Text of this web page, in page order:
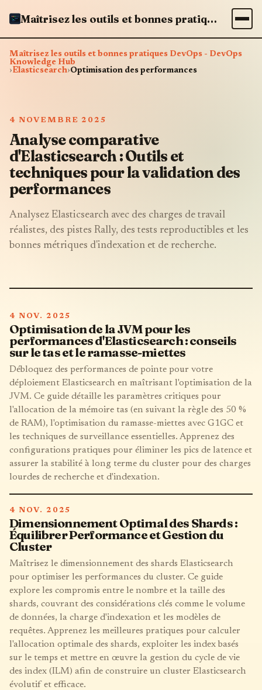
Maîtrisez les outils et bonnes pratiques DevOps - DevOps Knowledge Hub
Maîtrisez les outils et bonnes pratiques DevOps - DevOps
Knowledge Hub
›Elasticsearch›Optimisation des performances
4 NOVEMBRE 2025
Analyse comparative
d'Elasticsearch : Outils et
techniques pour la validation des
performances
Analysez Elasticsearch avec des charges de travail
réalistes, des pistes Rally, des tests reproductibles et les
bonnes métriques d'indexation et de recherche.
4 NOV. 2025
Optimisation de la JVM pour les
performances d'Elasticsearch : conseils
sur le tas et le ramasse-miettes
Débloquez des performances de pointe pour votre
déploiement Elasticsearch en maîtrisant l'optimisation de la
JVM. Ce guide détaille les paramètres critiques pour
l'allocation de la mémoire tas (en suivant la règle des 50 %
de RAM), l'optimisation du ramasse-miettes avec G1GC et
les techniques de surveillance essentielles. Apprenez des
configurations pratiques pour éliminer les pics de latence et
assurer la stabilité à long terme du cluster pour des charges
lourdes de recherche et d'indexation.
4 NOV. 2025
Dimensionnement Optimal des Shards :
Équilibrer Performance et Gestion du
Cluster
Maîtrisez le dimensionnement des shards Elasticsearch
pour optimiser les performances du cluster. Ce guide
explore les compromis entre le nombre et la taille des
shards, couvrant des considérations clés comme le volume
de données, la charge d'indexation et les modèles de
requêtes. Apprenez les meilleures pratiques pour calculer
l'allocation optimale des shards, exploiter les index basés
sur le temps et mettre en œuvre la gestion du cycle de vie
des index (ILM) afin de construire un cluster Elasticsearch
évolutif et efficace.